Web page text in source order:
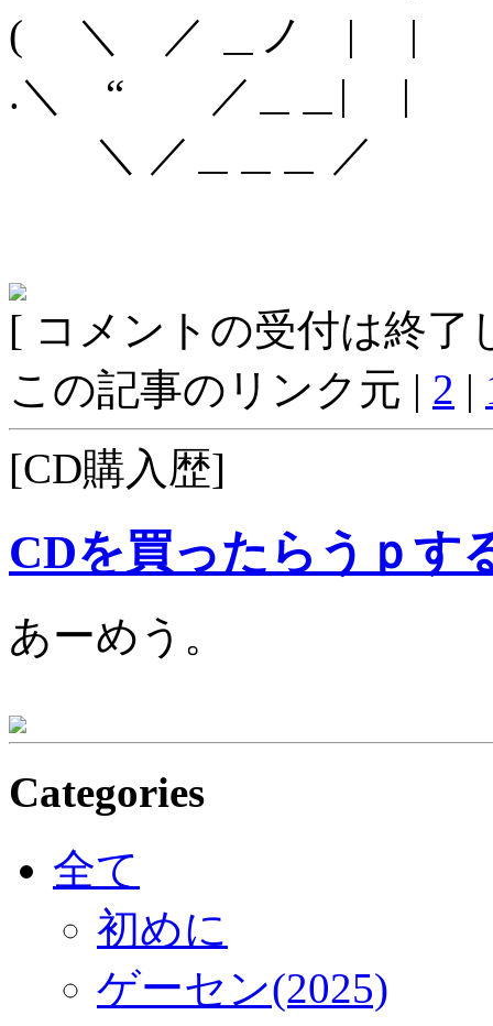
( ＼ ／ ＿ノ | |
.＼ “ ／＿＿| |
＼ ／＿＿＿ ／
[ コメントの受付は終了
この記事のリンク元 | 2 |
[CD購入歴]
CDを買ったらうｐす
あーめう。
Categories
全て
初めに
ゲーセン(2025)